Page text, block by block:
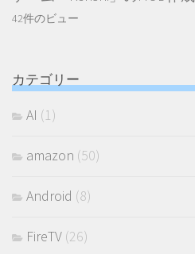
42件のビュー
カテゴリー
AI (1)
amazon (50)
Android (8)
FireTV (26)